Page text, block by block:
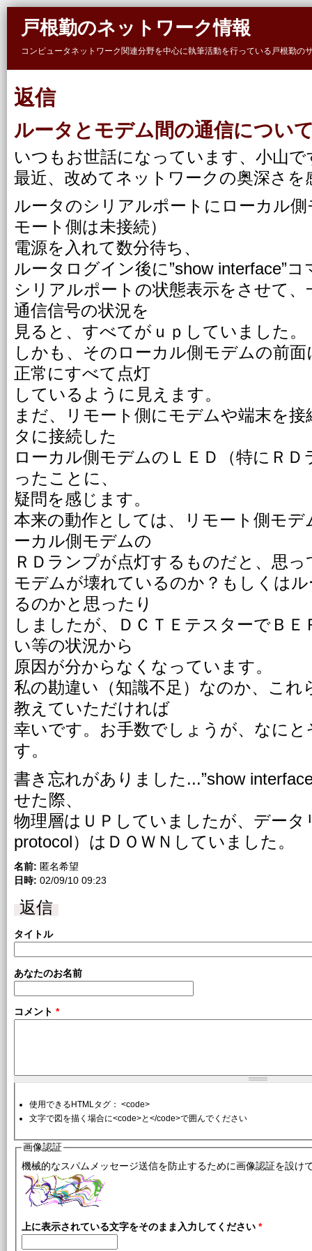
戸根勤のネットワーク情報
コンピュータネットワーク関連分野を中心に執筆活動を行っている戸根勤
返信
ルータとモデム間の通信につい
いつもお世話になっています、小山で
最近、改めてネットワークの奥深さを
ルータのシリアルポートにローカル
モート側は未接続）
電源を入れて数分待ち、
ルータログイン後に”show interface”
シリアルポートの状態表示をさせて
通信信号の状況を
見ると、すべてがｕｐしていました。
しかも、そのローカル側モデムの前
正常にすべて点灯
しているように見えます。
まだ、リモート側にモデムや端末を
タに接続した
ローカル側モデムのＬＥＤ（特にＲ
ったことに、
疑問を感じます。
本来の動作としては、リモート側モ
ーカル側モデムの
ＲＤランプが点灯するものだと、思
モデムが壊れているのか？もしくは
るのかと思ったり
しましたが、ＤＣＴＥテスターでＢ
い等の状況から
原因が分からなくなっています。
私の勘違い（知識不足）なのか、これ
教えていただければ
幸いです。お手数でしょうが、なに
す。
書き忘れがありました...”show
せた際、
物理層はＵＰしていましたが、デー
protocol）はＤＯＷＮしていました。
名前: 匿名希望
日時: 02/09/10 09:23
返信
タイトル
あなたのお名前
コメント *
使用できるHTMLタグ： <code>
文字で図を描く場合に<code>と</code>で囲んでください
画像認証
機械的なスパムメッセージ送信を防止するために画像認証を設け
上に表示されている文字をそのまま入力してください *